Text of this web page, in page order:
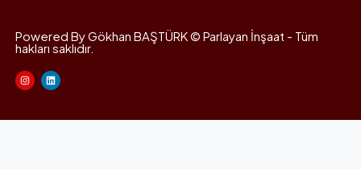
Powered By Gökhan BAŞTÜRK © Parlayan İnşaat - Tüm
hakları saklıdır.